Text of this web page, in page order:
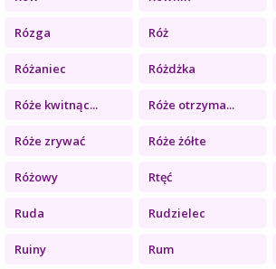
Rózga Róż
Różaniec Różdżka
Róże kwitnąc... Róże otrzyma...
Róże zrywać Róże żółte
Różowy Rtęć
Ruda Rudzielec
Ruiny Rum